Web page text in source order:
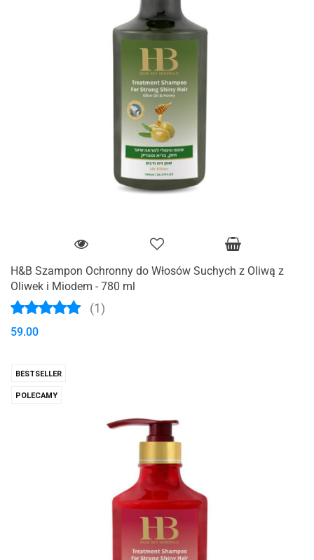
H&B Szampon Ochronny do Włosów Suchych z Oliwą z
Oliwek i Miodem - 780 ml
(1)
59.00
BESTSELLER
POLECAMY